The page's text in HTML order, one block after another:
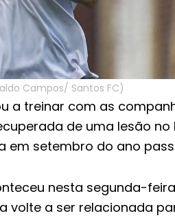
Campos/ Santos FC)
a treinar com as
de uma lesão
em setembro do ano
nesta segunda-
volte a ser relacionada